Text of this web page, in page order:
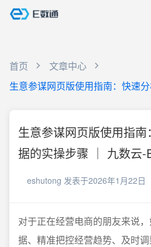
首页
文章中心
生意参谋网页版使用指南：快速
生意参谋网页版使用指
据的实操步骤 ｜ 九数云-
eshutong 发表于2026年1月22日
对于正在经营电商的朋友来说
据、精准把控经营趋势、及时